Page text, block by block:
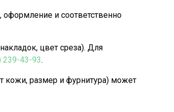
оформление и соответственно
цвет среза). Для
239-43-93.
кожи, размер и фурнитура) может